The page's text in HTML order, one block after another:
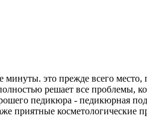
минуты. это прежде всего
решает все проблемы,
педикюра - педикюрная
приятные косметологические